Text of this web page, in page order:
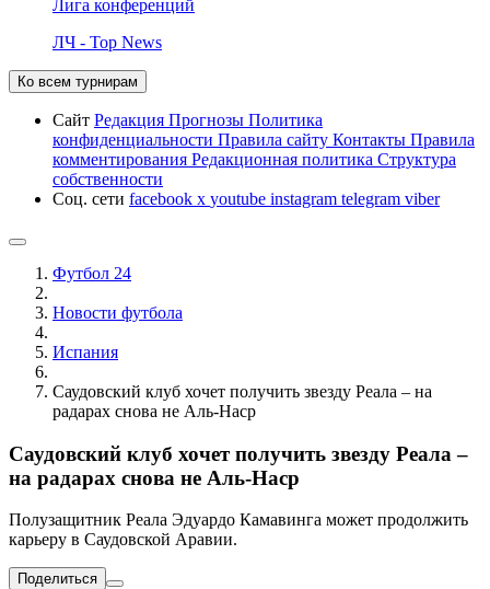
Лига конференций
ЛЧ - Top News
Ко всем турнирам
Сайт Редакция Прогнозы Политика
конфиденциальности Правила сайту Контакты Правила
комментирования Редакционная политика Структура
собственности
Соц. сети facebook x youtube instagram telegram viber
Футбол 24
Новости футбола
Испания
Саудовский клуб хочет получить звезду Реала – на
радарах снова не Аль-Наср
Саудовский клуб хочет получить звезду Реала –
на радарах снова не Аль-Наср
Полузащитник Реала Эдуардо Камавинга может продолжить
карьеру в Саудовской Аравии.
Поделиться